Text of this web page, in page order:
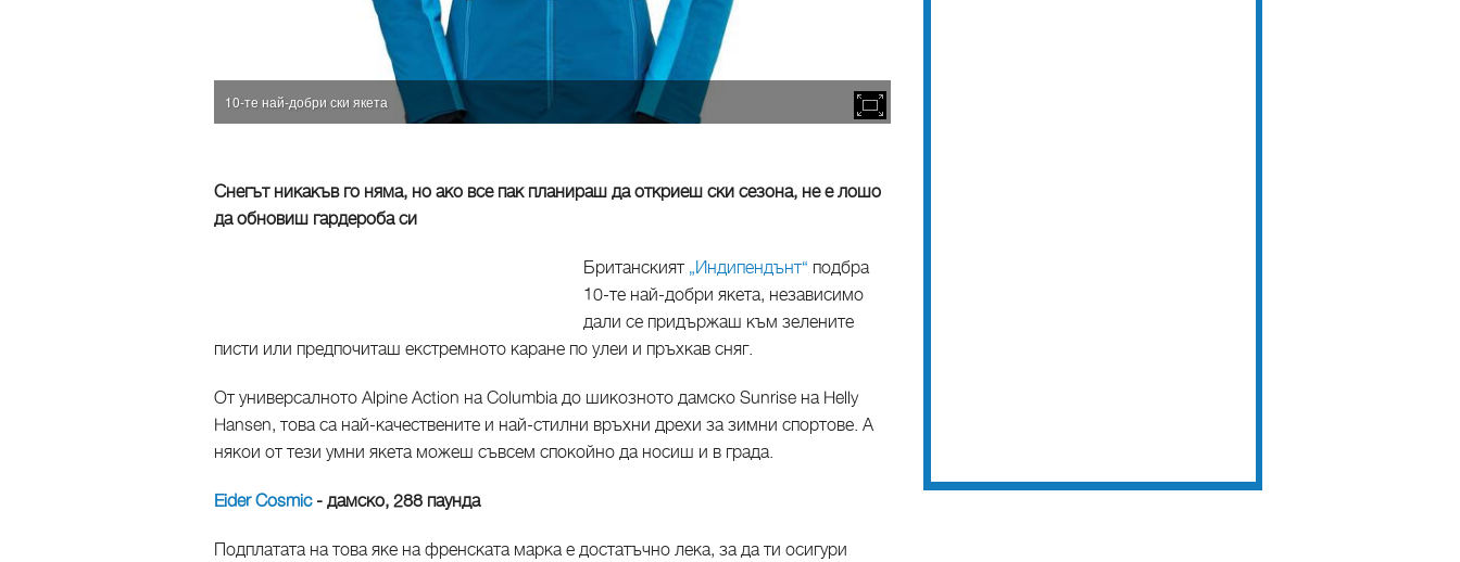
10-те най-добри ски якета
Снегът никакъв го няма, но ако все пак планираш да откриеш ски сезона, не е лошо
да обновиш гардероба си
Британският „Индипендънт“ подбра
10-те най-добри якета, независимо
дали се придържаш към зелените
писти или предпочиташ екстремното каране по улеи и пръхкав сняг.
От универсалното Alpine Action на Columbia до шикозното дамско Sunrise на Helly
Hansen, това са най-качествените и най-стилни връхни дрехи за зимни спортове. А
някои от тези умни якета можеш съвсем спокойно да носиш и в града.
Eider Cosmic- дамско, 288 паунда
Подплатата на това яке на френската марка е достатъчно лека, за да ти осигури